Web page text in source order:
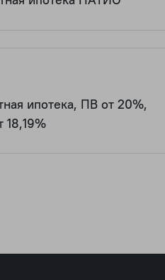
ипотека, ПВ от 20%,
18,19%